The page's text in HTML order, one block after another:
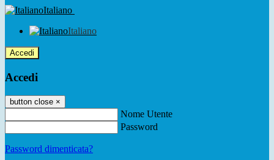
Italiano
Italiano
Accedi
Accedi
button close ×
Nome Utente
Password
Password dimenticata?